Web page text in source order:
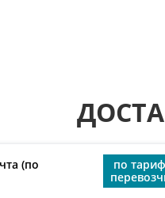
(по
по